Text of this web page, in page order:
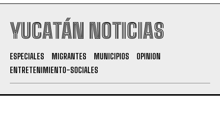
YUCATÁN NOTICIAS
ESPECIALES MIGRANTES MUNICIPIOS
OPINION
ENTRETENIMIENTO-SOCIALES